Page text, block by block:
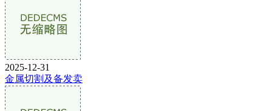
2025-12-31
金属切割及备发卖